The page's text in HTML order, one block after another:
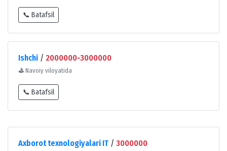
📞 Batafsil
Ishchi / 2000000-3000000
⛳ Navoiy viloyatida
📞 Batafsil
Axborot texnologiyalari IT / 3000000